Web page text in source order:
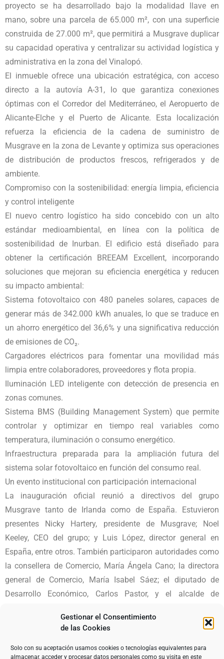
Gestionar el Consentimiento
de las Cookies
Solo con su aceptación usamos cookies o tecnologías equivalentes para
almacenar, acceder y procesar datos personales como su visita en este
proyecto se ha desarrollado bajo la modalidad llave en
mano, sobre una parcela de 65.000 m², con una superficie
construida de 27.000 m², que permitirá a Musgrave duplicar
su capacidad operativa y centralizar su actividad logística y
administrativa en la zona del Vinalopó.
El inmueble ofrece una ubicación estratégica, con acceso
directo a la autovía A-31, lo que garantiza conexiones
óptimas con el Corredor del Mediterráneo, el Aeropuerto de
Alicante-Elche y el Puerto de Alicante. Esta localización
refuerza la eficiencia de la cadena de suministro de
Musgrave en la zona de Levante y optimiza sus operaciones
de distribución de productos frescos, refrigerados y de
ambiente.
Compromiso con la sostenibilidad: energía limpia, eficiencia
y control inteligente
El nuevo centro logístico ha sido concebido con un alto
estándar medioambiental, en línea con la política de
sostenibilidad de Inurban. El edificio está diseñado para
obtener la certificación BREEAM Excellent, incorporando
soluciones que mejoran su eficiencia energética y reducen
su impacto ambiental:
Sistema fotovoltaico con 480 paneles solares, capaces de
generar más de 342.000 kWh anuales, lo que se traduce en
un ahorro energético del 36,6% y una significativa reducción
de emisiones de CO₂.
Cargadores eléctricos para fomentar una movilidad más
limpia entre colaboradores, proveedores y flota propia.
Iluminación LED inteligente con detección de presencia en
zonas comunes.
Sistema BMS (Building Management System) que permite
controlar y optimizar en tiempo real variables como
temperatura, iluminación o consumo energético.
Infraestructura preparada para la ampliación futura del
sistema solar fotovoltaico en función del consumo real.
Un evento institucional con participación internacional
La inauguración oficial reunió a directivos del grupo
Musgrave tanto de Irlanda como de España. Estuvieron
presentes Nicky Hartery, presidente de Musgrave; Noel
Keeley, CEO del grupo; y Luis López, director general en
España, entre otros. También participaron autoridades como
la consellera de Comercio, María Ángela Cano; la directora
general de Comercio, María Isabel Sáez; el diputado de
Desarrollo Económico, Carlos Pastor, y el alcalde de